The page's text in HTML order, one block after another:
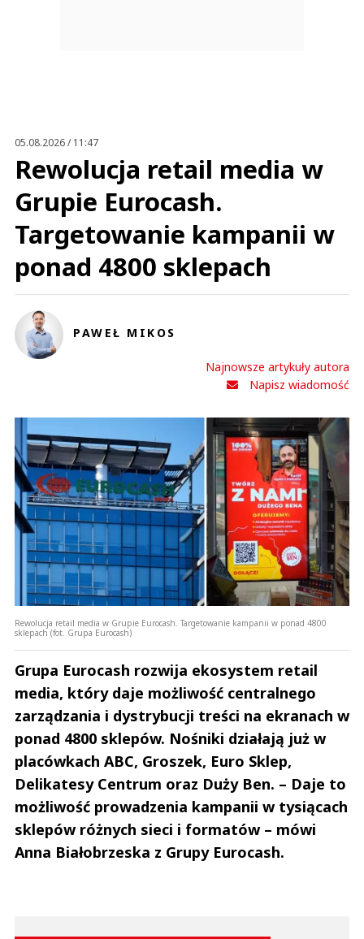
05.08.2026 / 11:47
Rewolucja retail media w
Grupie Eurocash.
Targetowanie kampanii w
ponad 4800 sklepach
PAWEŁ MIKOS
Najnowsze artykuły autora
Napisz wiadomość
Rewolucja retail media w Grupie Eurocash. Targetowanie kampanii w ponad 4800
sklepach (fot. Grupa Eurocash)
Grupa Eurocash rozwija ekosystem retail
media, który daje możliwość centralnego
zarządzania i dystrybucji treści na ekranach w
ponad 4800 sklepów. Nośniki działają już w
placówkach ABC, Groszek, Euro Sklep,
Delikatesy Centrum oraz Duży Ben. – Daje to
możliwość prowadzenia kampanii w tysiącach
sklepów różnych sieci i formatów – mówi
Anna Białobrzeska z Grupy Eurocash.